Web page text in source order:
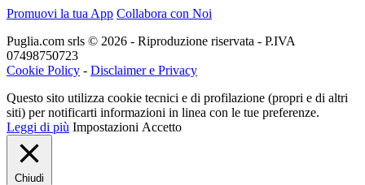
Promuovi la tua App Collabora con Noi
Puglia.com srls © 2026 - Riproduzione riservata - P.IVA
07498750723
Cookie Policy - Disclaimer e Privacy
Questo sito utilizza cookie tecnici e di profilazione (propri e di altri
siti) per notificarti informazioni in linea con le tue preferenze.
Leggi di più Impostazioni Accetto
Chiudi